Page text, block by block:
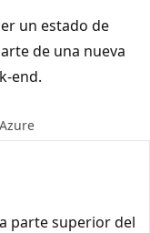
un estado de
de una nueva
end.
parte superior del